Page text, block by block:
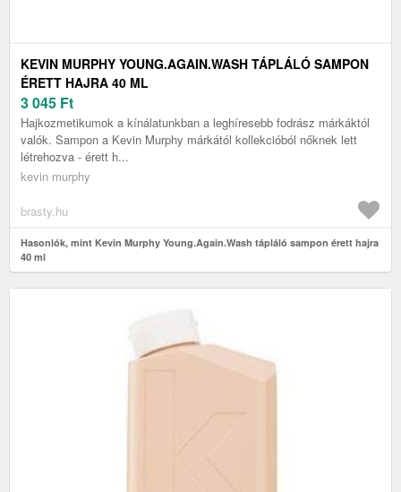
KEVIN MURPHY YOUNG.AGAIN.WASH TÁPLÁLÓ SAMPON
ÉRETT HAJRA 40 ML
3 045 Ft
Hajkozmetikumok a kínálatunkban a leghíresebb fodrász márkáktól
valók. Sampon a Kevin Murphy márkától kollekcióból nőknek lett
létrehozva - érett h...
kevin murphy
brasty.hu
Hasonlók, mint Kevin Murphy Young.Again.Wash tápláló sampon érett hajra
40 ml